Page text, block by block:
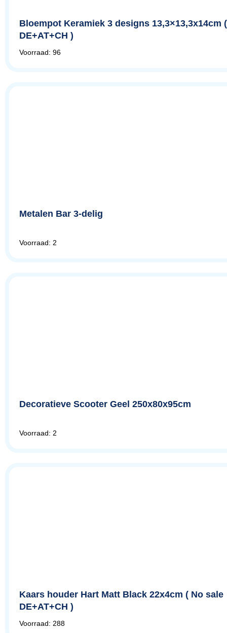
Bloempot Keramiek 3 designs 13,3×13,3x14cm
DE+AT+CH )
Voorraad: 96
Metalen Bar 3-delig
Voorraad: 2
Decoratieve Scooter Geel 250x80x95cm
Voorraad: 2
Kaars houder Hart Matt Black 22x4cm ( No sale
DE+AT+CH )
Voorraad: 288